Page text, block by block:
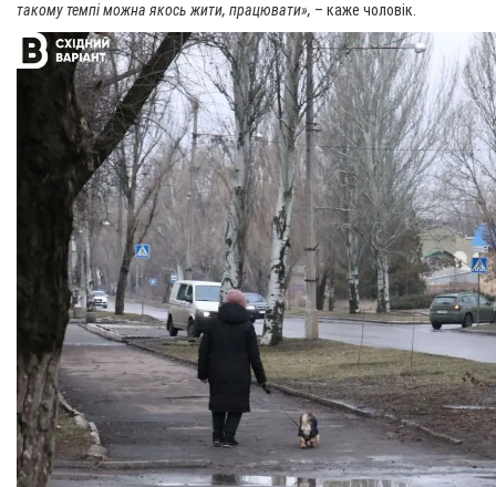
такому темпі можна якось жити, працювати», – каже чоловік.